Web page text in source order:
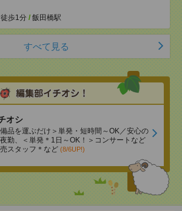
歩1分 / 飯田橋駅
すべて見る
オシ
品を運ぶだけ＞単発・短時間～OK／安心の
勤、＜単発＊1日～OK！＞コンサートなど
スタッフ＊など (8/6UP!)